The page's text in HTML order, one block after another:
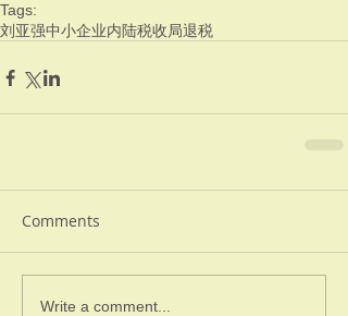
Tags:
刘亚强中小企业内陆税收局退税
Comments
Write a comment...